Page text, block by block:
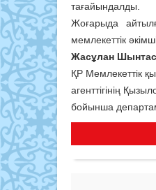
тағайындалды.
Жоғарыда
мемлекеттік
Жасұлан
ҚР Мемлекеттік
агенттігінің
бойынша